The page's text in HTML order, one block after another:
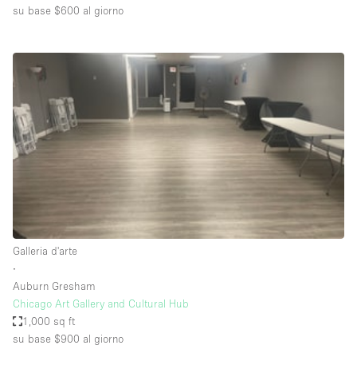
Accesso per disabili
Ampia Porta d'Ingresso
Animals Friendly
Aria condizionata
Ascensore
Attaccapanni
Attrezzature da ufficio
Bagni
Bagno
Banconi
su base $600 al giorno
Galleria d'arte
∙
Auburn Gresham
Chicago Art Gallery and Cultural Hub
1,000 sq ft
su base $900 al giorno